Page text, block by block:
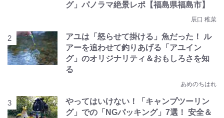
グ」パノラマ絶景レポ【福島県福島市】
辰口 稚菜
アユは「怒らせて掛ける」魚だった！ ル
アーを追わせて釣りあげる「アユイン
グ」のオリジナリティ＆おもしろさを知
る
あめのちはれ
やってはいけない！「キャンプツーリン
グ」での「NGパッキング」7選！ 安全＆